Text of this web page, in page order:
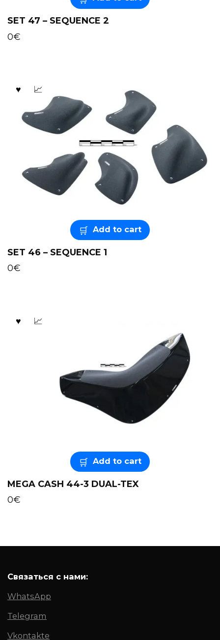
SET 47 – SEQUENCE 2
0€
Add to cart
SET 46 – SEQUENCE 1
0€
Add to cart
MEGA CASH 44-3 DUAL-TEX
0€
Связаться с нами:
WhatsApp
Telegram
Vkontakte